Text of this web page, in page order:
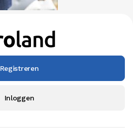
Registreren
Inloggen